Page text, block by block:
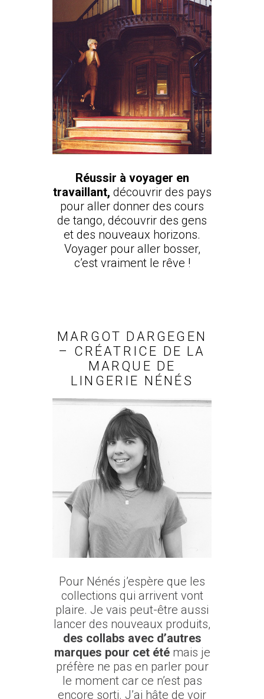
Réussir à voyager en
travaillant, découvrir des pays
pour aller donner des cours
de tango, découvrir des gens
et des nouveaux horizons.
Voyager pour aller bosser,
c’est vraiment le rêve !
MARGOT DARGEGEN
– CRÉATRICE DE LA
MARQUE DE
LINGERIE NÉNÉS
Pour Nénés j’espère que les
collections qui arrivent vont
plaire. Je vais peut-être aussi
lancer des nouveaux produits,
des collabs avec d’autres
marques pour cet étémais je
préfère ne pas en parler pour
le moment car ce n’est pas
encore sorti. J’ai hâte de voir